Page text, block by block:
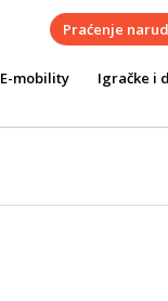
Praćenje
E-mobility Igračke i